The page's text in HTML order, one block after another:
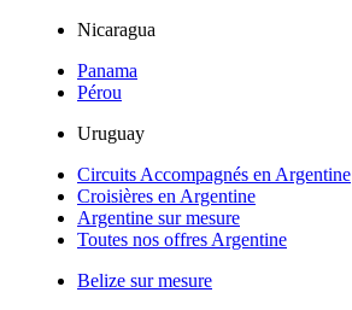
Nicaragua
Panama
Pérou
Uruguay
Circuits Accompagnés en Argentine
Croisières en Argentine
Argentine sur mesure
Toutes nos offres Argentine
Belize sur mesure